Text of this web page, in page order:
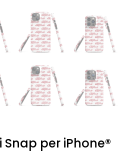
per iPhone®